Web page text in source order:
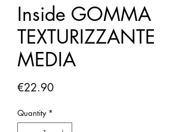
Inside GOMMA
TEXTURIZZANTE
MEDIA
€22.90Price
Quantity *